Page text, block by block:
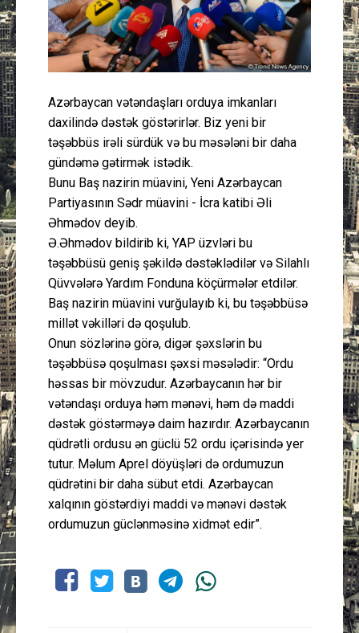
Layihə
Gündəm
Cəmiyyət
Əlaqə
Azərbaycan vətəndaşları orduya imkanları
daxilində dəstək göstərirlər. Biz yeni bir
təşəbbüs irəli sürdük və bu məsələni bir daha
gündəmə gətirmək istədik.
Bunu Baş nazirin müavini, Yeni Azərbaycan
Partiyasının Sədr müavini - İcra katibi Əli
Əhmədov deyib.
Ə.Əhmədov bildirib ki, YAP üzvləri bu
təşəbbüsü geniş şəkildə dəstəklədilər və Silahlı
Qüvvələrə Yardım Fonduna köçürmələr etdilər.
Baş nazirin müavini vurğulayıb ki, bu təşəbbüsə
millət vəkilləri də qoşulub.
Onun sözlərinə görə, digər şəxslərin bu
təşəbbüsə qoşulması şəxsi məsələdir: “Ordu
həssas bir mövzudur. Azərbaycanın hər bir
vətəndaşı orduya həm mənəvi, həm də maddi
dəstək göstərməyə daim hazırdır. Azərbaycanın
qüdrətli ordusu ən güclü 52 ordu içərisində yer
tutur. Məlum Aprel döyüşləri də ordumuzun
qüdrətini bir daha sübut etdi. Azərbaycan
xalqının göstərdiyi maddi və mənəvi dəstək
ordumuzun güclənməsinə xidmət edir”.